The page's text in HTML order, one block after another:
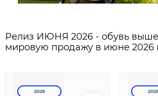
Релиз ИЮНЯ 2026 - обувь
мировую продажу в июне 2026
2026